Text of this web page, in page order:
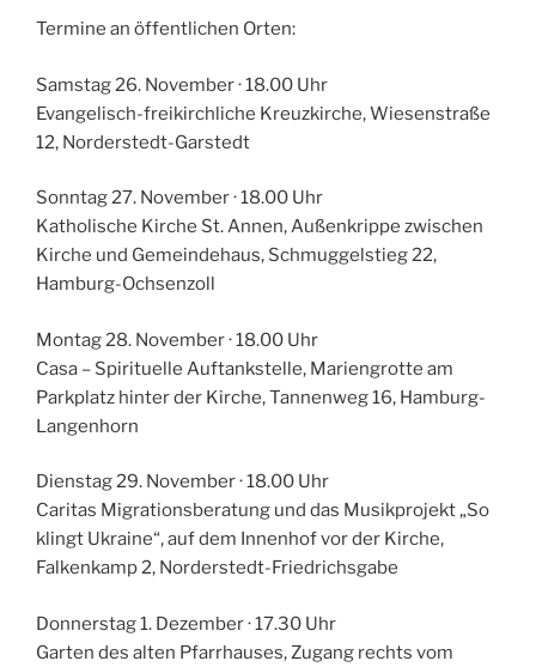
Termine an öffentlichen Orten:
Samstag 26. November · 18.00 Uhr
Evangelisch-freikirchliche Kreuzkirche, Wiesenstraße
12, Norderstedt-Garstedt
Sonntag 27. November · 18.00 Uhr
Katholische Kirche St. Annen, Außenkrippe zwischen
Kirche und Gemeindehaus, Schmuggelstieg 22,
Hamburg-Ochsenzoll
Montag 28. November · 18.00 Uhr
Casa – Spirituelle Auftankstelle, Mariengrotte am
Parkplatz hinter der Kirche, Tannenweg 16, Hamburg-
Langenhorn
Dienstag 29. November · 18.00 Uhr
Caritas Migrationsberatung und das Musikprojekt „So
klingt Ukraine“, auf dem Innenhof vor der Kirche,
Falkenkamp 2, Norderstedt-Friedrichsgabe
Donnerstag 1. Dezember · 17.30 Uhr
Garten des alten Pfarrhauses, Zugang rechts vom